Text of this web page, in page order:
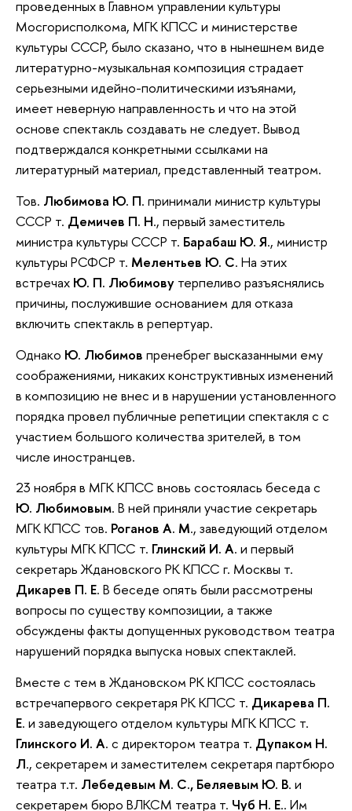
проведенных в Главном управлении культуры
Мосгорисполкома, МГК КПСС и министерстве
культуры СССР, было сказано, что в нынешнем виде
литературно-музыкальная композиция страдает
серьезными идейно-политическими изъянами,
имеет неверную направленность и что на этой
основе спектакль создавать не следует. Вывод
подтверждался конкретными ссылками на
литературный материал, представленный театром.
Тов. Любимова Ю. П. принимали министр культуры
СССР т. Демичев П. Н., первый заместитель
министра культуры СССР т. Барабаш Ю. Я., министр
культуры РСФСР т. Мелентьев Ю. С. На этих
встречах Ю. П. Любимову терпеливо разъяснялись
причины, послужившие основанием для отказа
включить спектакль в репертуар.
Однако Ю. Любимов пренебрег высказанными ему
соображениями, никаких конструктивных изменений
в композицию не внес и в нарушении установленного
порядка провел публичные репетиции спектакля с с
участием большого количества зрителей, в том
числе иностранцев.
23 ноября в МГК КПСС вновь состоялась беседа с
Ю. Любимовым. В ней приняли участие секретарь
МГК КПСС тов. Роганов А. М., заведующий отделом
культуры МГК КПСС т. Глинский И. А. и первый
секретарь Ждановского РК КПСС г. Москвы т.
Дикарев П. Е. В беседе опять были рассмотрены
вопросы по существу композиции, а также
обсуждены факты допущенных руководством театра
нарушений порядка выпуска новых спектаклей.
Вместе с тем в Ждановском РК КПСС состоялась
встречапервого секретаря РК КПСС т. Дикарева П.
Е. и заведующего отделом культуры МГК КПСС т.
Глинского И. А. с директором театра т. Дупаком Н.
Л., секретарем и заместителем секретаря партбюро
театра т.т. Лебедевым М. С., Беляевым Ю. В. и
секретарем бюро ВЛКСМ театра т. Чуб Н. Е.. Им